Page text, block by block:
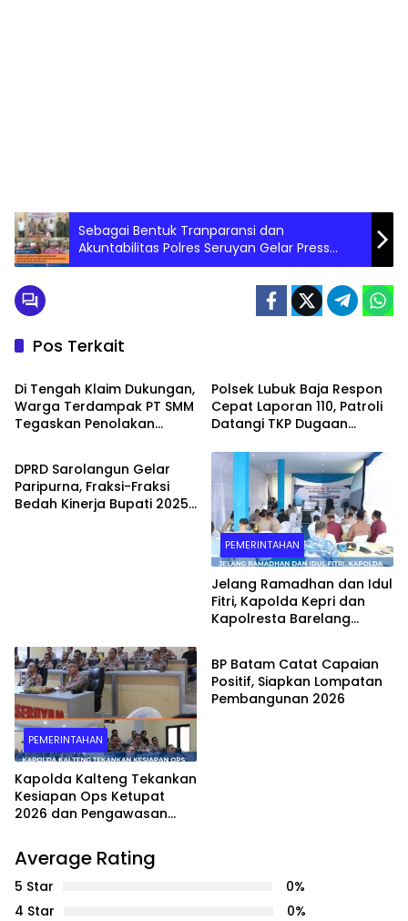
Sebagai Bentuk Tranparansi dan
Akuntabilitas Polres Seruyan Gelar Press
Release Akhir Tahun 2025
Pos Terkait
PEMERINTAHAN
Di Tengah Klaim Dukungan,
Warga Terdampak PT SMM
Tegaskan Penolakan
Dampaknya”
Polsek Lubuk Baja Respon
Cepat Laporan 110, Patroli
Datangi TKP Dugaan
Pelita
PEMERINTAHAN
DPRD Sarolangun Gelar
Paripurna, Fraksi-Fraksi
Bedah Kinerja Bupati 2025
PEMERINTAHAN
Jelang Ramadhan dan Idul
Fitri, Kapolda Kepri dan
Kapolresta Barelang
PEMERINTAHAN
Kapolda Kalteng Tekankan
Kesiapan Ops Ketupat
2026 dan Pengawasan
PEMERINTAHAN
BP Batam Catat Capaian
Positif, Siapkan Lompatan
Pembangunan 2026
Average Rating
5 Star
0%
4 Star
0%